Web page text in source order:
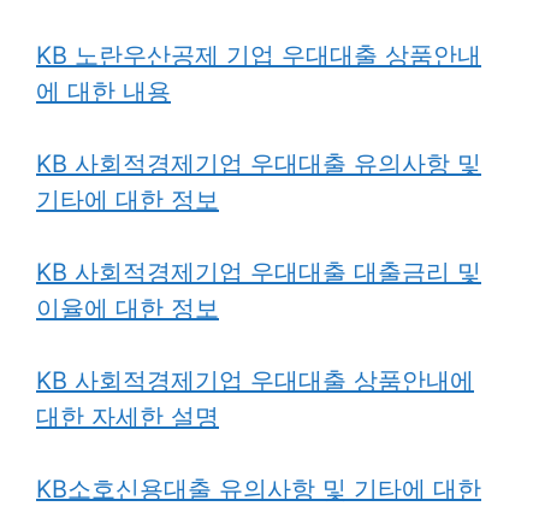
KB 노란우산공제 기업 우대대출 상품안내
에 대한 내용
KB 사회적경제기업 우대대출 유의사항 및
기타에 대한 정보
KB 사회적경제기업 우대대출 대출금리 및
이율에 대한 정보
KB 사회적경제기업 우대대출 상품안내에
대한 자세한 설명
KB소호신용대출 유의사항 및 기타에 대한